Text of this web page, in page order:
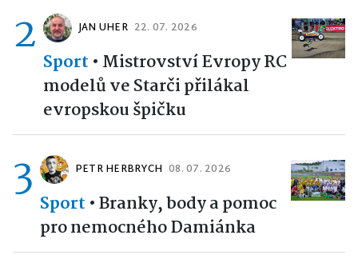
2 JAN UHER 22. 07. 2026
Sport • Mistrovství Evropy RC
modelů ve Starči přilákal
evropskou špičku
3 PETR HERBRYCH 08. 07. 2026
Sport •Branky, body a pomoc
pro nemocného Damiánka